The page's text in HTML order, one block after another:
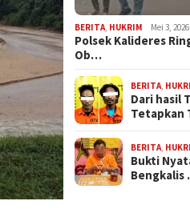
BERITA HUKRIM Mei 3, 2026
Polsek Kalideres
Ob…
BERITA
Dari hasil
Tetapkan
BERITA
Bukti
Bengkalis